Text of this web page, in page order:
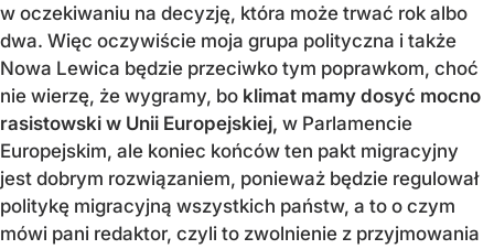
w oczekiwaniu na decyzję, która może trwać rok albo
dwa. Więc oczywiście moja grupa polityczna i także
Nowa Lewica będzie przeciwko tym poprawkom, choć
nie wierzę, że wygramy, bo klimat mamy dosyć mocno
rasistowski w Unii Europejskiej, w Parlamencie
Europejskim, ale koniec końców ten pakt migracyjny
jest dobrym rozwiązaniem, ponieważ będzie regulował
politykę migracyjną wszystkich państw, a to o czym
mówi pani redaktor, czyli to zwolnienie z przyjmowania